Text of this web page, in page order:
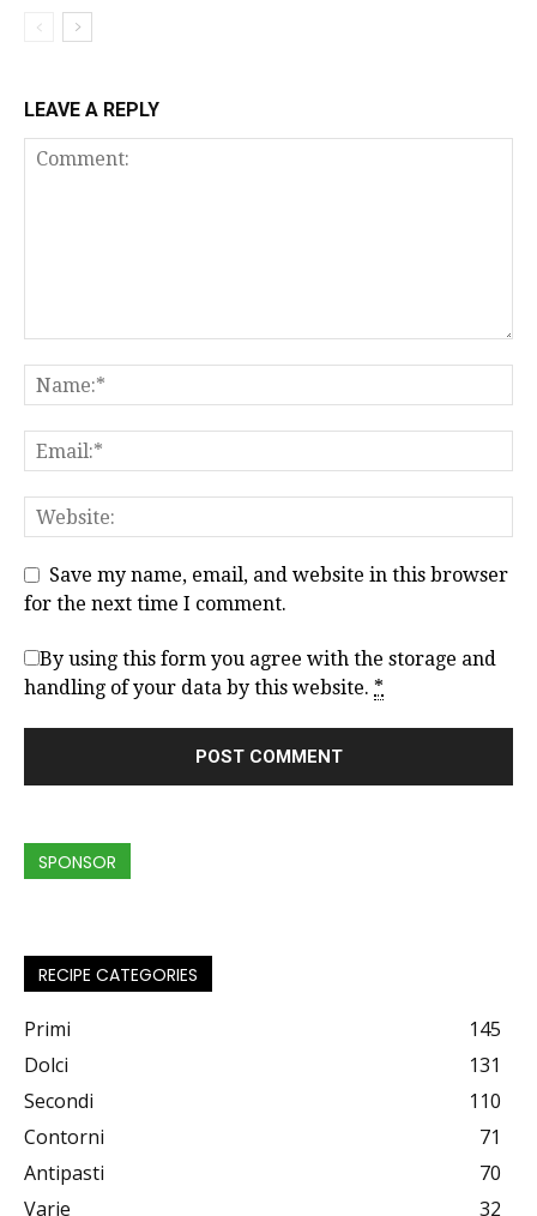
LEAVE A REPLY
Save my name, email, and website in this browser
for the next time I comment.
By using this form you agree with the storage and
handling of your data by this website. *
SPONSOR
RECIPE CATEGORIES
Primi
145
Dolci
131
Secondi
110
Contorni
71
Antipasti
70
Varie
32